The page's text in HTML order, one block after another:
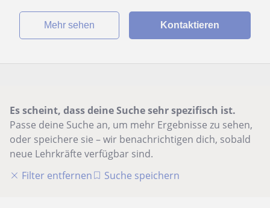
Mehr sehen Kontaktieren
Es scheint, dass deine Suche sehr spezifisch ist.
Passe deine Suche an, um mehr Ergebnisse zu sehen,
oder speichere sie – wir benachrichtigen dich, sobald
neue Lehrkräfte verfügbar sind.
Filter entfernen
Suche speichern